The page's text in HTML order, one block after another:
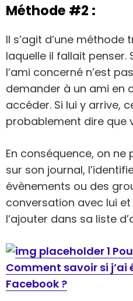
Méthode #2 :
Il s’agit d’une méthode
laquelle il fallait penser.
l’ami concerné n’est
demander à un ami en
accéder. Si lui y arrive,
probablement dire que
En conséquence, on ne
sur son journal,
évènements ou des
conversation avec lui
l’ajouter dans sa liste
Comment savoir si j’ai
Facebook ?